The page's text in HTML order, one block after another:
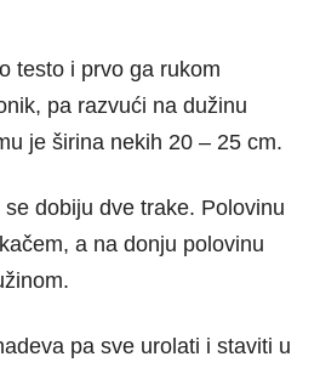
testo i prvo ga rukom
pa razvući na dužinu
je širina nekih 20 – 25 cm.
dobiju dve trake. Polovinu
a na donju polovinu
pa sve urolati i staviti u